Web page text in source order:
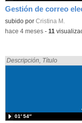
Contenido educativo.
subido por Cristina M.
-hace 4 meses- 11
Encontrado «Electrónica»
Descripción Título
01′ 54″